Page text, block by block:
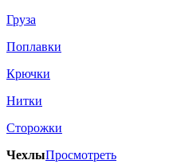
Груза
Поплавки
Крючки
Нитки
Сторожки
ЧехлыПросмотреть